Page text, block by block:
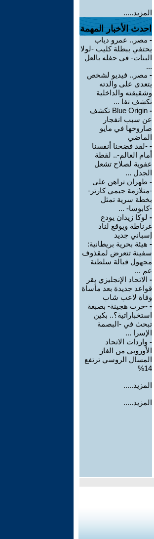
المزيد.....
احدث الأخبار المهمة
- مصر.. عمرو دياب
يحتفي ببطلة كليب -لولا
البنات- في حفله بالعل
...
- مصر.. فيديو لشخص
يتعدى على والدته
وشقيقته والداخلية
تكشف تفا ...
-
Blue Origin تكشف
عن سبب انفجار
صاروخها في مايو
الماضي
- -لقد فضحنا أنفسنا
أمام العالم-.. لقطة
عفوية لصلاح تشعل
الجدل ...
- طهران تراهن على
-متلازمة جيمي كارتر-
بخطة سرية تمثل
-كابوسا- ...
- لوكا زيدان يودع
غرناطة ويوقع لناد
إسباني جديد
- هيئة بحرية بريطانية:
سفينة تتعرض لمقذوف
مجهول قبالة سلطنة
عم ...
- الاتحاد الإنجليزي يقر
قواعد جديدة بعد مأساة
وفاة لاعب شاب
- -حرب هجينة- بصبغة
استخباراتية؟.. بكين
تبحث في -البصمة
الإسرا ...
- واردات الاتحاد
الأوروبي من الغاز
المسال الروسي ترتفع
14%
المزيد.....
المزيد.....